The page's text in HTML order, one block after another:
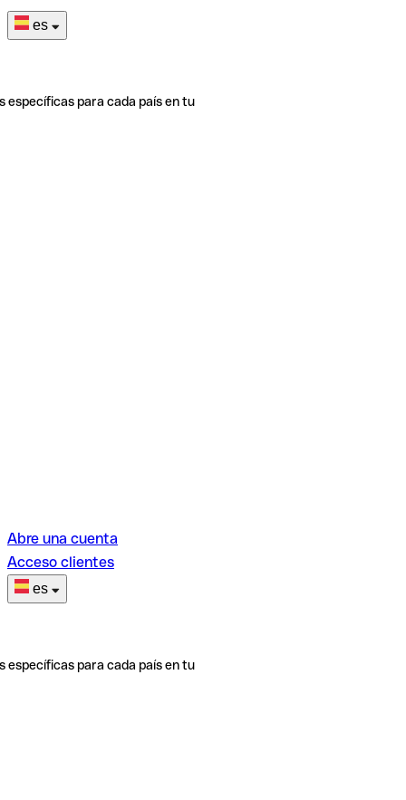
es
específicas para cada país en tu
Abre una cuenta
Acceso clientes
es
específicas para cada país en tu